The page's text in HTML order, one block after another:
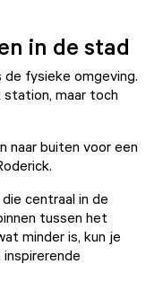
in de stad
fysieke omgeving.
maar toch
naar buiten voor een
die centraal in de
tussen het
minder is, kun je